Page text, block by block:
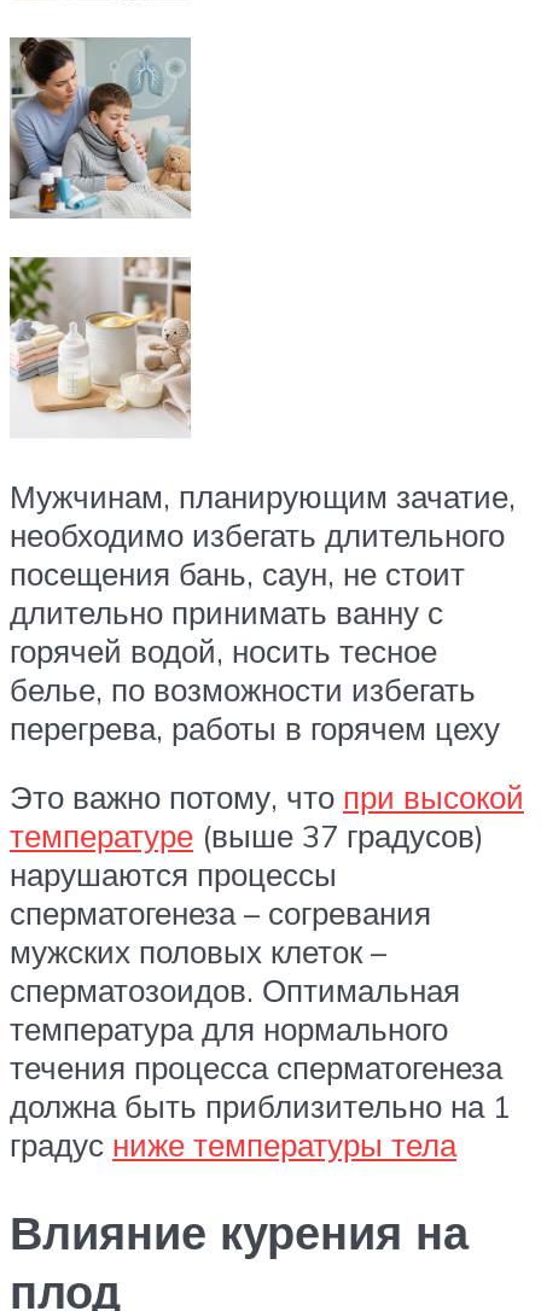
Мужчинам, планирующим зачатие,
необходимо избегать длительного
посещения бань, саун, не стоит
длительно принимать ванну с
горячей водой, носить тесное
белье, по возможности избегать
перегрева, работы в горячем цеху
Это важно потому, что при высокой
температуре (выше 37 градусов)
нарушаются процессы
сперматогенеза – согревания
мужских половых клеток –
сперматозоидов. Оптимальная
температура для нормального
течения процесса сперматогенеза
должна быть приблизительно на 1
градус ниже температуры тела
Влияние курения на
плод